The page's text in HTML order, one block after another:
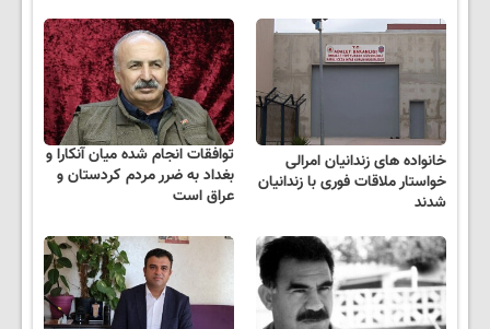
خانواده های زندانیان امرالی
خواستار ملاقات فوری با زندانیان
شدند
توافقات انجام شده میان آنکارا و
بغداد به ضرر مردم کردستان و
عراق است